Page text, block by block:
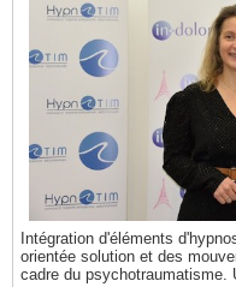
Intégration d'éléments
orientée solution et des
cadre du psychotraumatisme.